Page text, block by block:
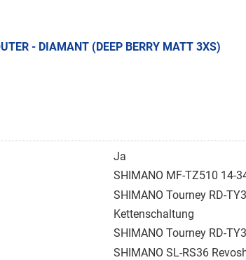
- DIAMANT (DEEP BERRY MATT 3XS)
Ja
SHIMANO MF-TZ510 14-
SHIMANO Tourney RD-
Kettenschaltung
SHIMANO Tourney RD-
SHIMANO SL-RS36